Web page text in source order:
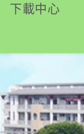
下載中心